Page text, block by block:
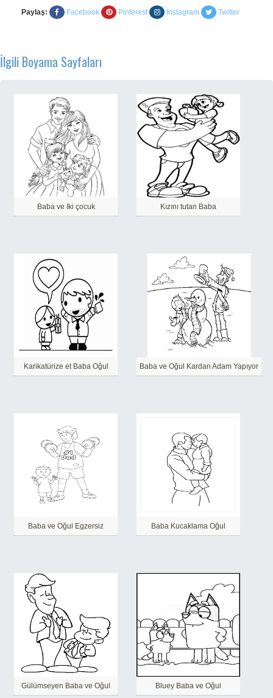
Paylaş: Facebook Pinterest Instagram Twitter
İlgili Boyama Sayfaları
Baba ve Iki çocuk Kızını tutan Baba
Karikatürize et Baba Oğul Baba ve Oğul Kardan Adam Yapıyor
Baba ve Oğul Egzersiz Baba Kucaklama Oğul
Gülümseyen Baba ve Oğul Bluey Baba ve Oğul